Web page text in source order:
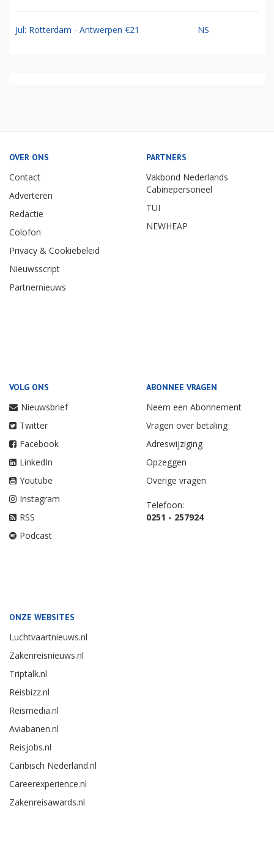
Jul: Rotterdam - Antwerpen €21 NS
OVER ONS
Contact
Adverteren
Redactie
Colofon
Privacy & Cookiebeleid
Nieuwsscript
Partnernieuws
PARTNERS
Vakbond Nederlands
Cabinepersoneel
TUI
NEWHEAP
VOLG ONS
Nieuwsbrief
Twitter
Facebook
LinkedIn
Youtube
Instagram
RSS
Podcast
ABONNEE VRAGEN
Neem een Abonnement
Vragen over betaling
Adreswijziging
Opzeggen
Overige vragen
Telefoon:
0251 - 257924
ONZE WEBSITES
Luchtvaartnieuws.nl
Zakenreisnieuws.nl
Triptalk.nl
Reisbizz.nl
Reismedia.nl
Aviabanen.nl
Reisjobs.nl
Caribisch Nederland.nl
Careerexperience.nl
Zakenreisawards.nl